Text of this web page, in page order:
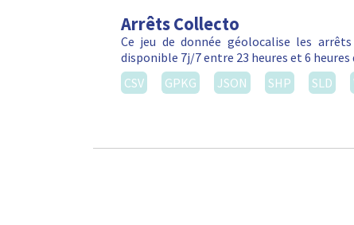
Arrêts Collecto
Ce jeu de donnée géolocalise les
disponible 7j/7 entre 23 heures et 6
CSV
GPKG JSON SHP SLD